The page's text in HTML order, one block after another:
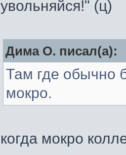
увольняйся!" (ц)
Дима О. писал(а):
Там где обычно
мокро.
когда мокро